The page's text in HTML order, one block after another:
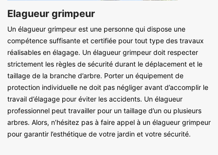
Elagueur grimpeur
Un élagueur grimpeur est une personne qui dispose une
compétence suffisante et certifiée pour tout type des travaux
réalisables en élagage. Un élagueur grimpeur doit respecter
strictement les règles de sécurité durant le déplacement et le
taillage de la branche d’arbre. Porter un équipement de
protection individuelle ne doit pas négliger avant d’accomplir le
travail d’élagage pour éviter les accidents. Un élagueur
professionnel peut travailler pour un taillage d’un ou plusieurs
arbres. Alors, n’hésitez pas à faire appel à un élagueur grimpeur
pour garantir l’esthétique de votre jardin et votre sécurité.